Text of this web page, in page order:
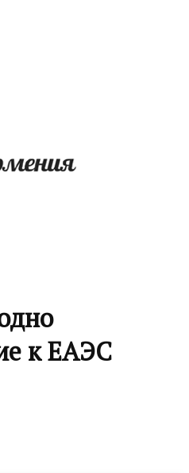
к ЕАЭС